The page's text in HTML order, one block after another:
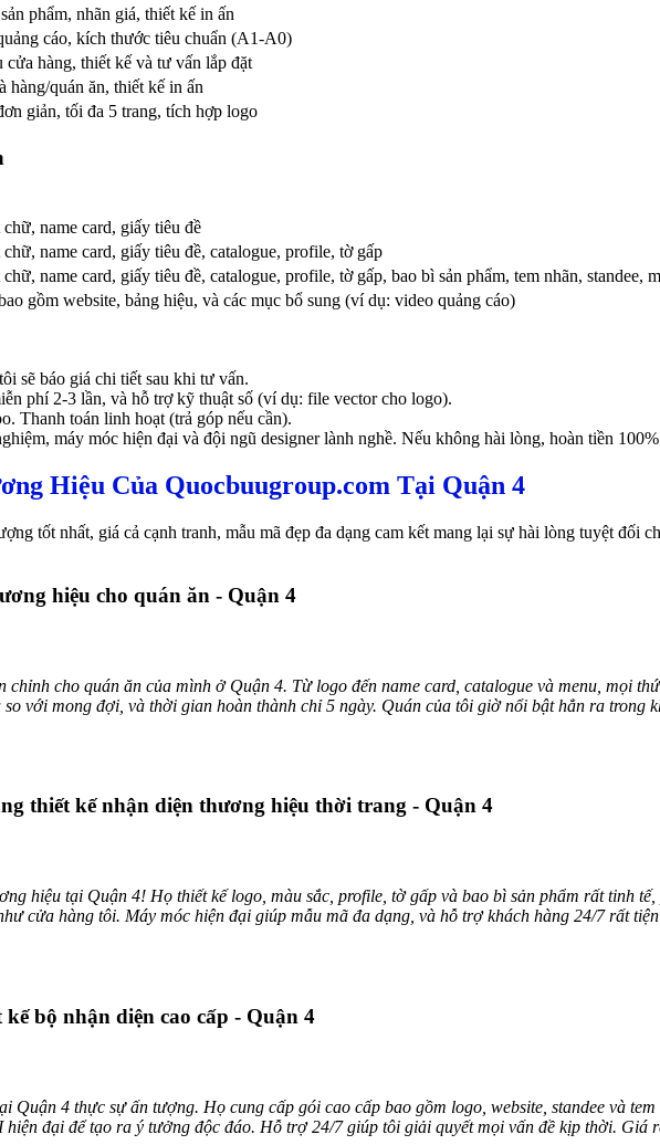
phẩm, nhãn giá, thiết kế in ấn
cáo, kích thước tiêu chuẩn (A1-A0)
cửa hàng, thiết kế và tư vấn lắp đặt
hàng/quán ăn, thiết kế in ấn
giản, tối đa 5 trang, tích hợp logo
name card, giấy tiêu đề
name card, giấy tiêu đề, catalogue, profile, tờ gấp
name card, giấy tiêu đề, catalogue, profile, tờ gấp, bao bì sản phẩm, tem nhãn, standee,
gồm website, bảng hiệu, và các mục bổ sung (ví dụ: video quảng cáo)
sẽ báo giá chi tiết sau khi tư vấn.
phí 2-3 lần, và hỗ trợ kỹ thuật số (ví dụ: file vector cho logo).
Thanh toán linh hoạt (trả góp nếu cần).
máy móc hiện đại và đội ngũ designer lành nghề. Nếu không hài lòng, hoàn tiền
Hiệu Của Quocbuugroup.com Tại Quận 4
tốt nhất, giá cả cạnh tranh, mẫu mã đẹp đa dạng cam kết mang lại sự hài lòng tuyệt đối
hiệu cho quán ăn - Quận 4
cho quán ăn của mình ở Quận 4. Từ logo đến name card, catalogue và menu, mọi
với mong đợi, và thời gian hoàn thành chỉ 5 ngày. Quán của tôi giờ nổi bật hẳn ra trong
thiết kế nhận diện thương hiệu thời trang - Quận 4
hiệu tại Quận 4! Họ thiết kế logo, màu sắc, profile, tờ gấp và bao bì sản phẩm rất tinh
cửa hàng tôi. Máy móc hiện đại giúp mẫu mã đa dạng, và hỗ trợ khách hàng 24/7 rất
bộ nhận diện cao cấp - Quận 4
4 thực sự ấn tượng. Họ cung cấp gói cao cấp bao gồm logo, website, standee và
đại để tạo ra ý tưởng độc đáo. Hỗ trợ 24/7 giúp tôi giải quyết mọi vấn đề kịp thời. Giá